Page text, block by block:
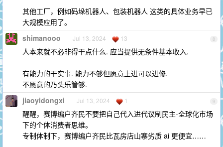
其他工厂，例如码垛机器人、包装机器人 这类的具体业务早已
大规模应用了。
8
shimanooo Jul 13, 2024 13
人本来就不必非得干点什么. 应当提供无条件基本收入.
有能力的干实事. 能力不够但愿意上进可以进修.
不愿意的乃头乐管够.
9
jiaoyidongxi Jul 13, 2024 1
醒醒，赛博编户齐民不要把自己代入进代议制民主-全球化市场
下的个体消费者思维。
专制体制下，赛博编户齐民比瓦房店山寨劣质 ai 更便宜……